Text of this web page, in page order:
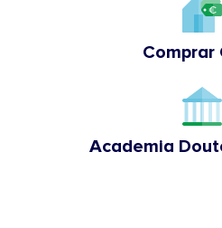
Comprar
Academia